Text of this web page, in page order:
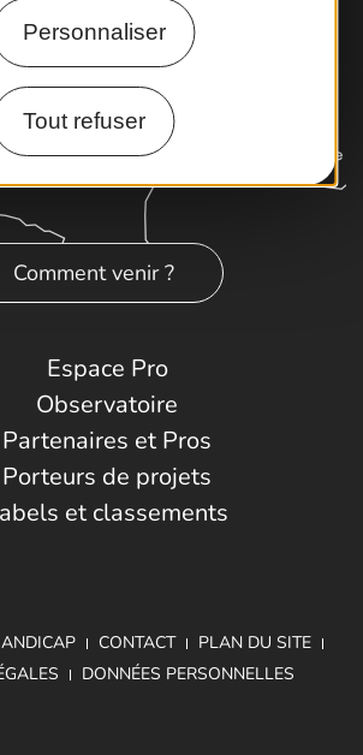
Personnaliser
Tout refuser
Comment venir ?
Espace Pro
Observatoire
Partenaires et Pros
Porteurs de projets
et classements
CONTACT
PLAN DU SITE
DONNÉES PERSONNELLES